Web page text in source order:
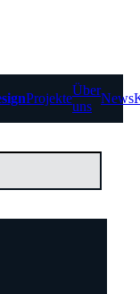
Projekte
Über
uns
News